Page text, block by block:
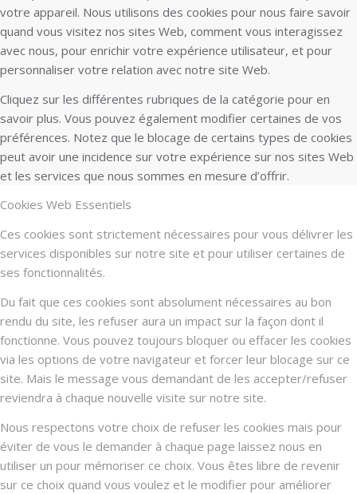
votre appareil. Nous utilisons des cookies pour nous faire savoir
quand vous visitez nos sites Web, comment vous interagissez
avec nous, pour enrichir votre expérience utilisateur, et pour
personnaliser votre relation avec notre site Web.
Cliquez sur les différentes rubriques de la catégorie pour en
savoir plus. Vous pouvez également modifier certaines de vos
préférences. Notez que le blocage de certains types de cookies
peut avoir une incidence sur votre expérience sur nos sites Web
et les services que nous sommes en mesure d’offrir.
Cookies Web Essentiels
Ces cookies sont strictement nécessaires pour vous délivrer les
services disponibles sur notre site et pour utiliser certaines de
ses fonctionnalités.
Du fait que ces cookies sont absolument nécessaires au bon
rendu du site, les refuser aura un impact sur la façon dont il
fonctionne. Vous pouvez toujours bloquer ou effacer les cookies
via les options de votre navigateur et forcer leur blocage sur ce
site. Mais le message vous demandant de les accepter/refuser
reviendra à chaque nouvelle visite sur notre site.
Nous respectons votre choix de refuser les cookies mais pour
éviter de vous le demander à chaque page laissez nous en
utiliser un pour mémoriser ce choix. Vous êtes libre de revenir
sur ce choix quand vous voulez et le modifier pour améliorer